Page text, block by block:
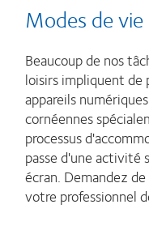
Modes de
Beaucoup de nos
loisirs impliquent de
appareils
cornéennes
processus
passe d'une activité
écran. Demandez
votre professionnel